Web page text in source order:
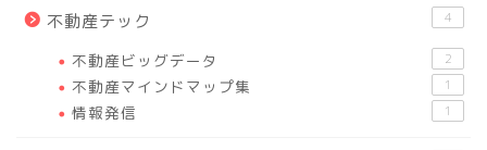
不動産テック 4
不動産ビッグデータ 2
不動産マインドマップ集 1
情報発信 1